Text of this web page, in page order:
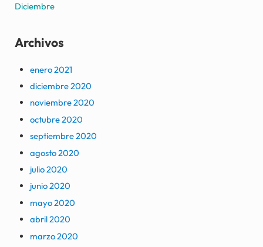
Diciembre
Archivos
enero 2021
diciembre 2020
noviembre 2020
octubre 2020
septiembre 2020
agosto 2020
julio 2020
junio 2020
mayo 2020
abril 2020
marzo 2020